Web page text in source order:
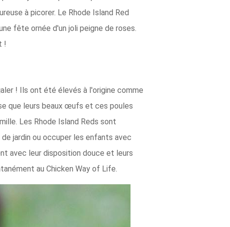
à picorer. Le Rhode Island Red
fête ornée d'un joli peigne de roses.
!
! Ils ont été élevés à l'origine comme
que leurs beaux œufs et ces poules
Les Rhode Island Reds sont
jardin ou occuper les enfants avec
avec leur disposition douce et leurs
au Chicken Way of Life.